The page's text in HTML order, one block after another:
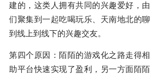
建的，这类人拥有共同的兴趣爱好，
们聚集到一起吃喝玩乐、天南地北的
到线上到线下的兴趣交友。
第四个原因：陌陌的游戏化之路走得
助平台快速实现了盈利，另一方面陌